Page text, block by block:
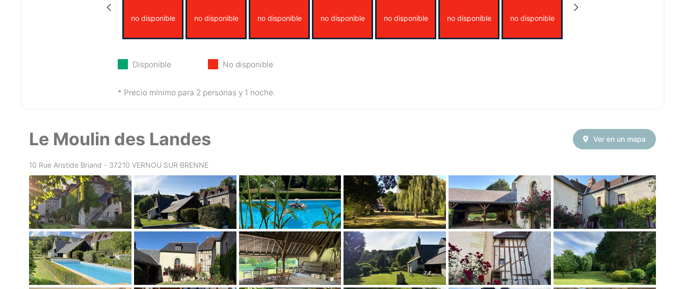
no disponible no disponible no disponible no disponible no disponible no disponible no disponible
Disponible No disponible
* Precio mínimo para 2 personas y 1 noche.
Le Moulin des Landes
10 Rue Aristide Briand - 37210 VERNOU SUR BRENNE
Ver en un mapa